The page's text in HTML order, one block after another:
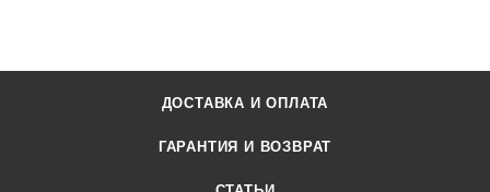
ДОСТАВКА И ОПЛАТА
ГАРАНТИЯ И ВОЗВРАТ